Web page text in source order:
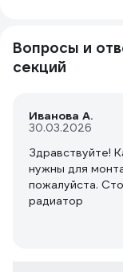
Вопросы и
секций
Иванова А.
30.03.2026
Здравствуйте!
нужны для
пожалуйста.
радиатор